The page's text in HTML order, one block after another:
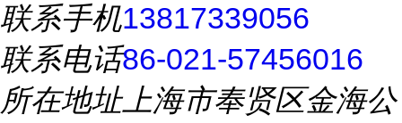
联系手机13817339056
联系电话86-021-57456016
所在地址上海市奉贤区金海公